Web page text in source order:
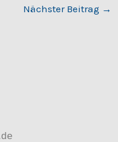
Nächster Beitrag →